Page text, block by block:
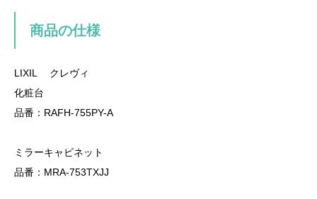
商品の仕様
LIXIL クレヴィ
化粧台
品番：RAFH-755PY-A
ミラーキャビネット
品番：MRA-753TXJJ